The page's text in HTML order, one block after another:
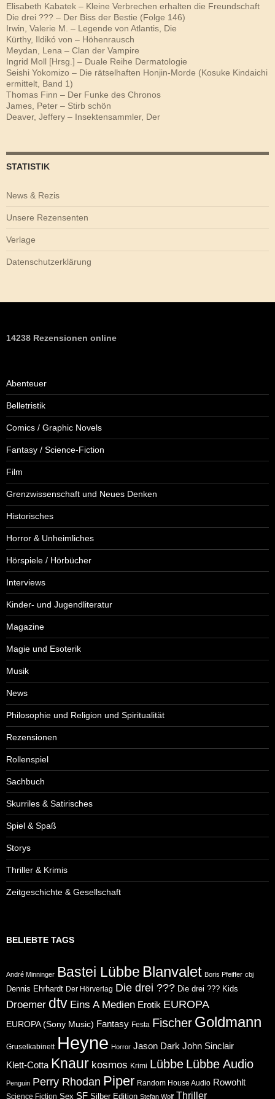
Elisabeth Kabatek – Kleine Verbrechen erhalten die Freundschaft
Die drei ??? – Der Biss der Bestie (Folge 146)
Irwin, Valerie M. – Legende von Atlantis, Die
Kürthy, Ildikó von – Höhenrausch
Meydan, Lena – Clan der Vampire
Ingrid Moll [Hrsg.] – Duale Reihe Dermatologie
Seishi Yokomizo – Die rätselhaften Honjin-Morde (Kosuke Kindaichi
ermittelt, Band 1)
Thomas Finn – Der Funke des Chronos
James, Peter – Stirb schön
Deaver, Jeffery – Insektensammler, Der
STATISTIK
News & Rezis
Unsere Rezensenten
Verlage
Datenschutzerklärung
14238 Rezensionen online
Abenteuer
Belletristik
Comics / Graphic Novels
Fantasy / Science-Fiction
Film
Grenzwissenschaft und Neues Denken
Historisches
Horror & Unheimliches
Hörspiele / Hörbücher
Interviews
Kinder- und Jugendliteratur
Magazine
Magie und Esoterik
Musik
News
Philosophie und Religion und Spiritualität
Rezensionen
Rollenspiel
Sachbuch
Skurriles & Satirisches
Spiel & Spaß
Storys
Thriller & Krimis
Zeitgeschichte & Gesellschaft
BELIEBTE TAGS
André Minninger Bastei Lübbe Blanvalet Boris Pfeiffer cbj
Dennis Ehrhardt Der Hörverlag Die drei ??? Die drei ??? Kids
Droemer dtv Eins A Medien Erotik EUROPA
EUROPA (Sony Music) Fantasy Festa Fischer Goldmann
Gruselkabinett Heyne Horror Jason Dark John Sinclair
Klett-Cotta Knaur kosmos Krimi Lübbe Lübbe Audio
Penguin Perry Rhodan Piper Random House Audio Rowohlt
Science Fiction Sex SF Silber Edition Stefan Wolf Thriller